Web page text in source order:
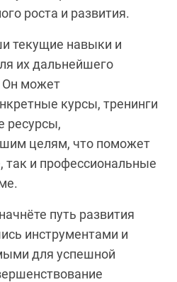
роста и развития.
текущие навыки и
их дальнейшего
Он может
курсы, тренинги
ресурсы,
целям, что поможет
так и профессиональные
путь развития
инструментами и
для успешной